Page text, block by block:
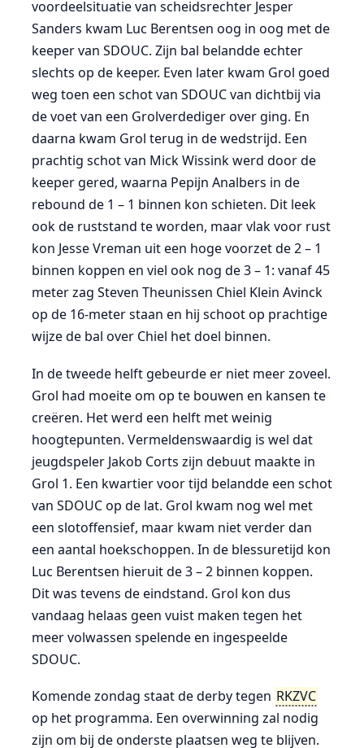
voordeelsituatie van scheidsrechter Jesper
Sanders kwam Luc Berentsen oog in oog met de
keeper van SDOUC. Zijn bal belandde echter
slechts op de keeper. Even later kwam Grol goed
weg toen een schot van SDOUC van dichtbij via
de voet van een Grolverdediger over ging. En
daarna kwam Grol terug in de wedstrijd. Een
prachtig schot van Mick Wissink werd door de
keeper gered, waarna Pepijn Analbers in de
rebound de 1 – 1 binnen kon schieten. Dit leek
ook de ruststand te worden, maar vlak voor rust
kon Jesse Vreman uit een hoge voorzet de 2 – 1
binnen koppen en viel ook nog de 3 – 1: vanaf 45
meter zag Steven Theunissen Chiel Klein Avinck
op de 16-meter staan en hij schoot op prachtige
wijze de bal over Chiel het doel binnen.
In de tweede helft gebeurde er niet meer zoveel.
Grol had moeite om op te bouwen en kansen te
creëren. Het werd een helft met weinig
hoogtepunten. Vermeldenswaardig is wel dat
jeugdspeler Jakob Corts zijn debuut maakte in
Grol 1. Een kwartier voor tijd belandde een schot
van SDOUC op de lat. Grol kwam nog wel met
een slotoffensief, maar kwam niet verder dan
een aantal hoekschoppen. In de blessuretijd kon
Luc Berentsen hieruit de 3 – 2 binnen koppen.
Dit was tevens de eindstand. Grol kon dus
vandaag helaas geen vuist maken tegen het
meer volwassen spelende en ingespeelde
SDOUC.
Komende zondag staat de derby tegen RKZVC
op het programma. Een overwinning zal nodig
zijn om bij de onderste plaatsen weg te blijven.